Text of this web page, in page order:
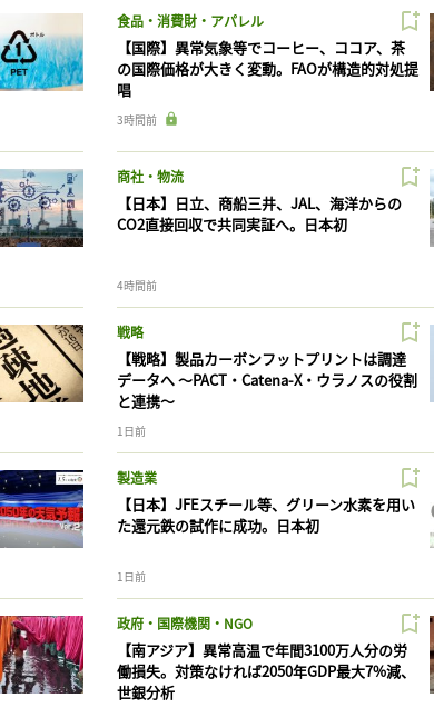
食品・消費財・アパレル
【国際】異常気象等でコーヒー、ココア、茶
の国際価格が大きく変動。FAOが構造的対処提
唱
3時間前
商社・物流
【日本】日立、商船三井、JAL、海洋からの
CO2直接回収で共同実証へ。日本初
4時間前
戦略
【戦略】製品カーボンフットプリントは調達
データへ 〜PACT・Catena-X・ウラノスの役割
と連携〜
1日前
製造業
【日本】JFEスチール等、グリーン水素を用い
た還元鉄の試作に成功。日本初
1日前
政府・国際機関・NGO
【南アジア】異常高温で年間3100万人分の労
働損失。対策なければ2050年GDP最大7%減、
世銀分析